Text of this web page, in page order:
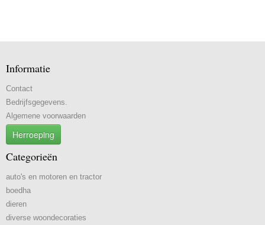
Informatie
Contact
Bedrijfsgegevens.
Algemene voorwaarden
Herroeping
Categorieën
auto's en motoren en tractor
boedha
dieren
diverse woondecoraties